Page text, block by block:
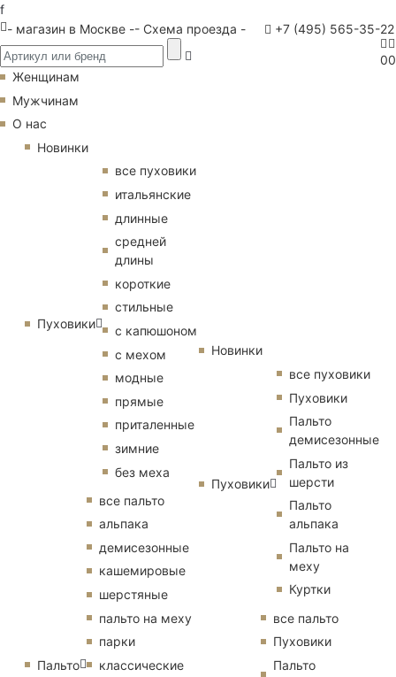
f
- магазин в Москве -- Схема проезда - +7 (495) 565-35-22
00
Женщинам
Мужчинам
О нас
Новинки
Пуховики
все пуховики
итальянские
длинные
средней
длины
короткие
стильные
с капюшоном
с мехом
модные
прямые
приталенные
зимние
без меха
Пальто
все пальто
альпака
демисезонные
кашемировые
шерстяные
пальто на меху
парки
классические
Новинки
Пуховики
все пуховики
Пуховики
Пальто
демисезонные
Пальто из
шерсти
Пальто
альпака
Пальто на
меху
Куртки
все пальто
Пуховики
Пальто